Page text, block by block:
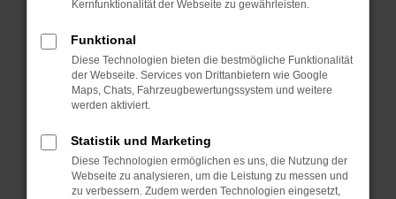
oder in einem privaten Fenster?
Das kann manchmal helfen, vorübergehende
Probleme zu beheben.
Stelle sicher, dass dein Browser und dein
Betriebssystem auf dem neuesten Stand sind.
Sicherheitsrisiko, sondern kann auch dazu führen,
dass bestimmte Funktionen nicht mehr
unterstützt werden.
Kernfunktionalität der Webseite zu gewährleisten.
Funktional
Diese Technologien bieten die bestmögliche Funktionalität
der Webseite. Services von Drittanbietern wie Google
Maps, Chats, Fahrzeugbewertungssystem und weitere
werden aktiviert.
Statistik und Marketing
Diese Technologien ermöglichen es uns, die Nutzung der
Webseite zu analysieren, um die Leistung zu messen und
zu verbessern. Zudem werden Technologien eingesetzt,